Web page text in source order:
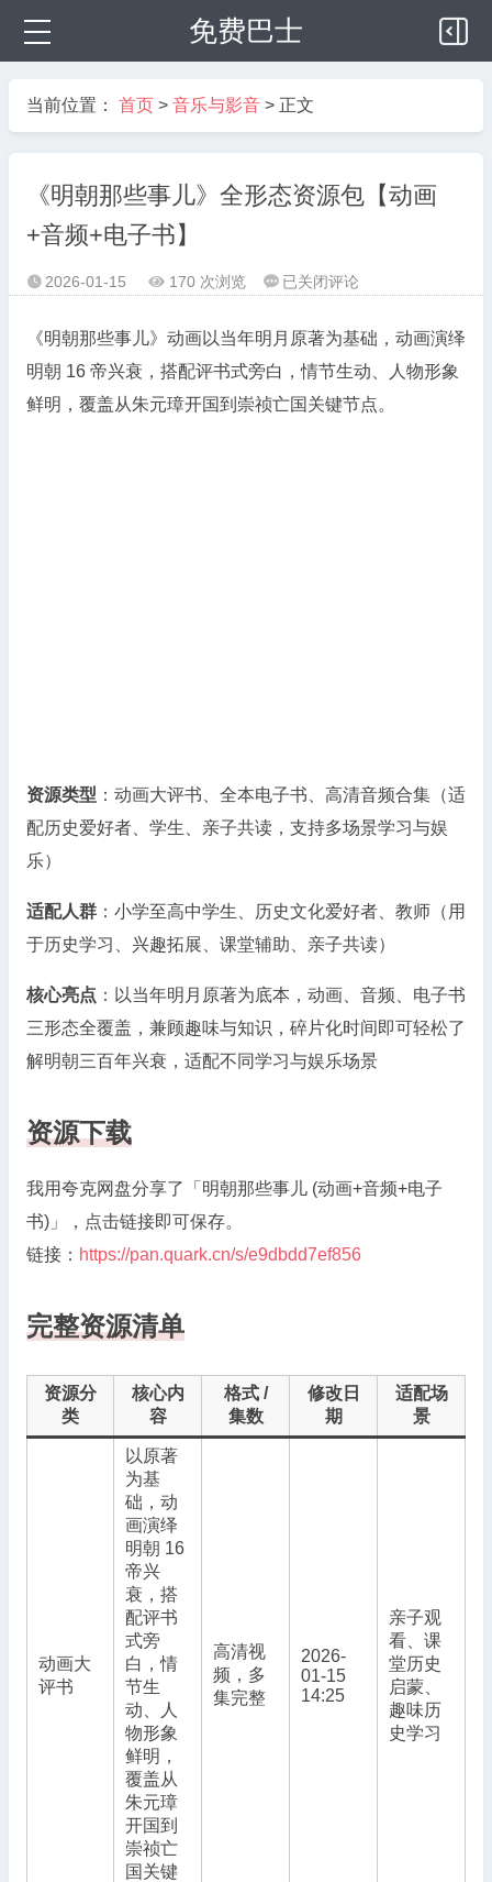
免费巴士
当前位置： 首页 > 音乐与影音 > 正文
《明朝那些事儿》全形态资源包【动画
+音频+电子书】
 2026-01-15  170 次浏览  《明
那
儿》
已关闭评论
《明朝那些事儿》动画以当年明月原著为基础，动画演绎
明朝 16 帝兴衰，搭配评书式旁白，情节生动、人物形象
鲜明，覆盖从朱元璋开国到崇祯亡国关键节点。
资源类型 ：动画大评书、全本电子书、高清音频合集（适
配历史爱好者、学生、亲子共读，支持多场景学习与娱
乐）
适配人群 ：小学至高中学生、历史文化爱好者、教师（用
于历史学习、兴趣拓展、课堂辅助、亲子共读）
核心亮点 ：以当年明月原著为底本，动画、音频、电子书
三形态全覆盖，兼顾趣味与知识，碎片化时间即可轻松了
解明朝三百年兴衰，适配不同学习与娱乐场景
资源下载
我用夸克网盘分享了「明朝那些事儿 (动画+音频+电子
书)」，点击链接即可保存。
链接： https://pan.quark.cn/s/e9dbdd7ef856
完整资源清单
资源分
类
核心内
容
格式 /
集数
修改日
期
适配场
景
动画大
评书
以原著
为基
础，动
画演绎
明朝 16
帝兴
衰，搭
配评书
式旁
白，情
节生
动、人
物形象
鲜明，
覆盖从
朱元璋
开国到
崇祯亡
国关键
高清视
频，多
集完整
2026-
01-15
14:25
亲子观
看、课
堂历史
启蒙、
趣味历
史学习